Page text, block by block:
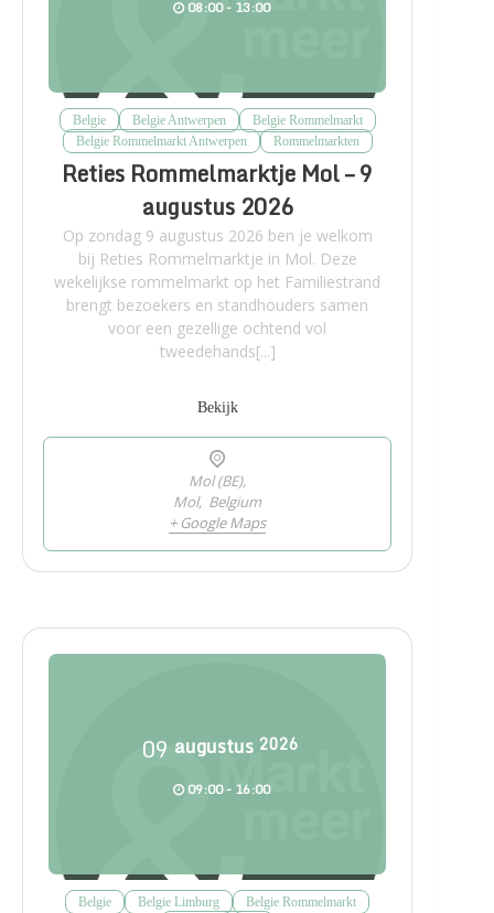
08:00 - 13:00
Belgie Belgie Antwerpen
Belgie Rommelmarkt
Belgie Rommelmarkt Antwerpen
Rommelmarkten
Reties Rommelmarktje Mol – 9
augustus 2026
Op zondag 9 augustus 2026 ben je welkom
bij Reties Rommelmarktje in Mol. Deze
wekelijkse rommelmarkt op het Familiestrand
brengt bezoekers en standhouders samen
voor een gezellige ochtend vol
tweedehands[...]
Bekijk
Mol (BE),
Mol, Belgium
+ Google Maps
09 augustus 2026
09:00 - 16:00
Belgie Belgie Limburg
Belgie Rommelmarkt